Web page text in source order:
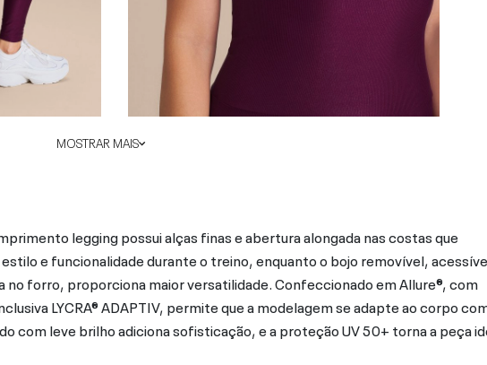
MOSTRAR MAIS
legging possui alças finas e abertura alongada nas costas que
e funcionalidade durante o treino, enquanto o bojo removível,
no forro, proporciona maior versatilidade. Confeccionado em Allure®, com
LYCRA® ADAPTIV, permite que a modelagem se adapte ao corpo
com leve brilho adiciona sofisticação, e a proteção UV 50+ torna a peça